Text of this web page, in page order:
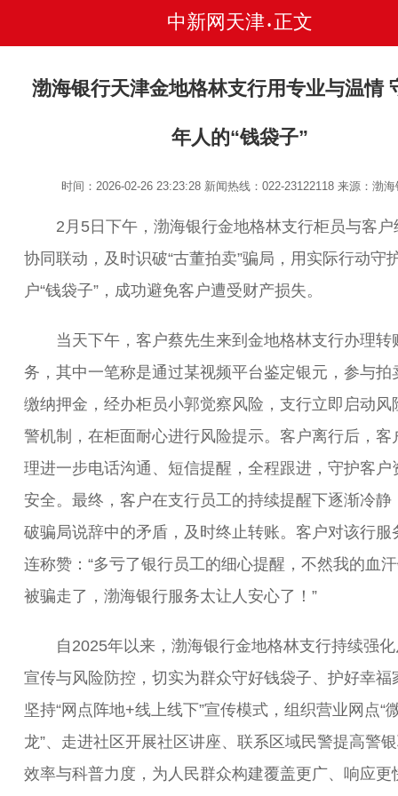
中新网天津 • 正文
渤海银行天津金地格林支行用专业与温情
年人的“钱袋子”
时间：2026-02-26 23:23:28 新闻热线：022-23122118 来源：渤海
2月5日下午，渤海银行金地格林支行柜员与客户
协同联动，及时识破“古董拍卖”骗局，用实际行动守
户“钱袋子”，成功避免客户遭受财产损失。
当天下午，客户蔡先生来到金地格林支行办理转
务，其中一笔称是通过某视频平台鉴定银元，参与拍
缴纳押金，经办柜员小郭觉察风险，支行立即启动风
警机制，在柜面耐心进行风险提示。客户离行后，客
理进一步电话沟通、短信提醒，全程跟进，守护客户
安全。最终，客户在支行员工的持续提醒下逐渐冷静
破骗局说辞中的矛盾，及时终止转账。客户对该行服
连称赞：“多亏了银行员工的细心提醒，不然我的血
被骗走了，渤海银行服务太让人安心了！”
自2025年以来， 渤海银行金地格林支行持续强
宣传与风险防控，切实为群众守好钱袋子、护好幸福
坚持“网点阵地+线上线下”宣传模式，组织营业网点“
龙”、走进社区开展社区讲座、联系区域民警提高警
效率与科普力度，为人民群众构建覆盖更广、响应更